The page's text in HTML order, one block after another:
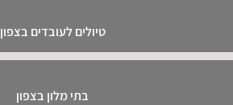
טיולים לעובדים בצפון
בתי מלון בצפון